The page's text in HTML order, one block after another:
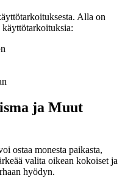
Alla on
ja Muut
ostaa monesta paikasta,
valita oikean kokoiset ja
hyödyn.